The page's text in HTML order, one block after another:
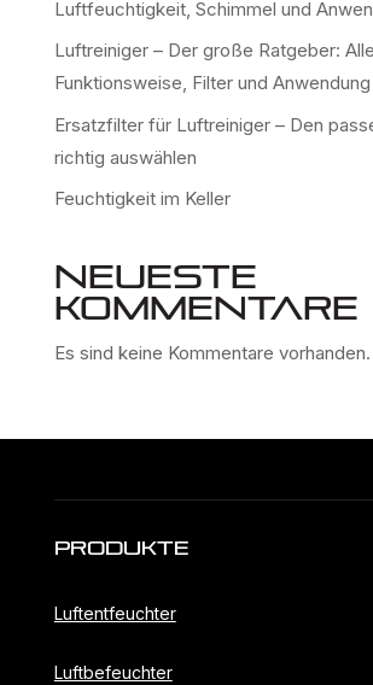
Luftfeuchtigkeit, Schimmel und
Luftreiniger – Der große Ratgeber:
Funktionsweise, Filter und Anwendung
Ersatzfilter für Luftreiniger – Den
richtig auswählen
Feuchtigkeit im Keller
Neueste
Kommentare
Es sind keine Kommentare vorhanden.
Produkte
Luftentfeuchter
Luftbefeuchter